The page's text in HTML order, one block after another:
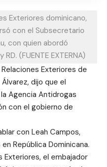
Exteriores dominicano,
con el Subsecretario
con quien abordó
(FUENTE EXTERNA)
Exteriores de
dijo que el
Agencia Antidrogas
con el gobierno de
con Leah Campos,
República Dominicana.
Exteriores, el embajador